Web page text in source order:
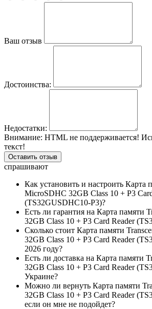
Ваш отзыв
Достоинства:
Недостатки:
Внимание: HTML не поддерживается!
текст!
Оставить отзыв
спрашивают
Как установить и настроить Карта
MicroSDHC 32GB Class 10 + P3
(TS32GUSDHC10-P3)?
Есть ли гарантия на Карта памяти
32GB Class 10 + P3 Card Reader
Сколько стоит Карта памяти
32GB Class 10 + P3 Card Reader
2026 году?
Есть ли доставка на Карта памяти
32GB Class 10 + P3 Card Reader
Украине?
Можно ли вернуть Карта памяти
32GB Class 10 + P3 Card Reader
если он мне не подойдет?